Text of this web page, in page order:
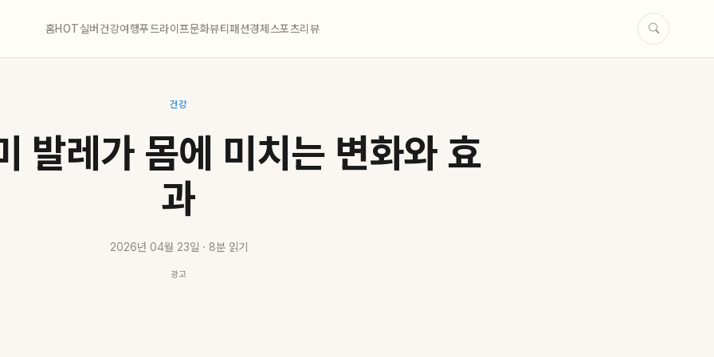
홈HOT실버건강여행푸드라이프문화뷰티패션경제스포츠리뷰
건강
발레가 몸에 미치는 변화와 효
과
2026년 04월 23일 · 8분 읽기
광고